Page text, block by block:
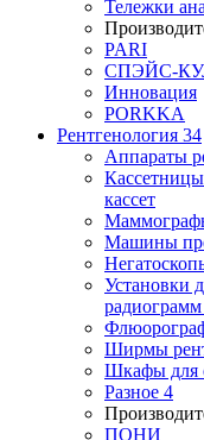
Тележки
PARI
СПЭЙС-
Инновация
PORKKA
Рентгенология 34
Аппараты
кассет
Машины
Установки
радиограмм
Ширмы
Шкафы для
Разное 4
ПОНИ